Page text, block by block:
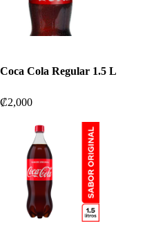
Coca Cola Regular 1.5 L
₡2,000